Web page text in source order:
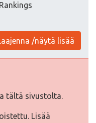
/näytä lisää
tältä sivustolta.
Lisää